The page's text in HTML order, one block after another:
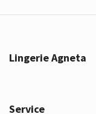
Lingerie Agneta
Service